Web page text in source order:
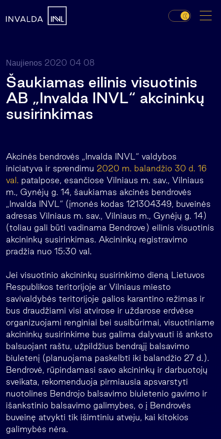
Naujienos 2020 04 08
Šaukiamas eilinis visuotinis
AB „Invalda INVL“ akcininkų
susirinkimas
Akcinės bendrovės „Invalda INVL“ valdybos
iniciatyva ir sprendimu 2020 m. balandžio 30 d. 16
val. patalpose, esančiose Vilniaus m. sav., Vilniaus
m., Gynėjų g. 14, šaukiamas akcinės bendrovės
„Invalda INVL“ (įmonės kodas 121304349, buveinės
adresas Vilniaus m. sav., Vilniaus m., Gynėjų g. 14)
(toliau gali būti vadinama Bendrove) eilinis visuotinis
akcininkų susirinkimas. Akcininkų registravimo
pradžia nuo 15:30 val.
Jei visuotinio akcininkų susirinkimo dieną Lietuvos
Respublikos teritorijoje ar Vilniaus miesto
savivaldybės teritorijoje galios karantino režimas ir
bus draudžiami visi atvirose ir uždarose erdvėse
organizuojami renginiai bei susibūrimai, visuotiniame
akcininkų susirinkime bus galima dalyvauti iš anksto
balsuojant raštu, užpildžius bendrąjį balsavimo
biuletenį (planuojama paskelbti iki balandžio 27 d.).
Bendrovė, rūpindamasi savo akcininkų ir darbuotojų
sveikata, rekomenduoja pirmiausia apsvarstyti
nuotolines Bendrojo balsavimo biuletenio gavimo ir
išankstinio balsavimo galimybes, o į Bendrovės
buveinę atvykti tik išimtiniu atveju, kai kitokios
galimybės nėra.